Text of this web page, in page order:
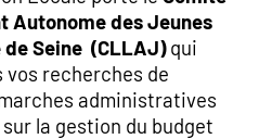
Autonome des Jeunes
de Seine (CLLAJ)qui
vos recherches de
administratives
la gestion du budget